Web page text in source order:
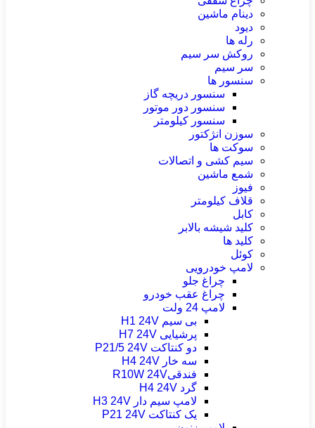
دینام ماشین
دیود
رله ها
روکش سر سیم
سر سیم
سنسور ها
سنسور دریچه گاز
سنسور دور موتور
سنسور کیلومتر
سوزن انژکتور
سوکت ها
سیم کشی و اتصالات
شمع ماشین
فیوز
قلاف کیلومتر
کابل
کلید شیشه بالابر
کلید ها
کوئل
لامپ خودرویی
چراغ جلو
چراغ عقب خودرو
لامپ 24 ولت
بی سیم H1 24V
پرشیایی H7 24V
دو کنتاکت P21/5 24V
سه خار H4 24V
فندقیR10W 24V
گرد H4 24V
لامپ سیم دار H3 24V
یک کنتاکت P21 24V